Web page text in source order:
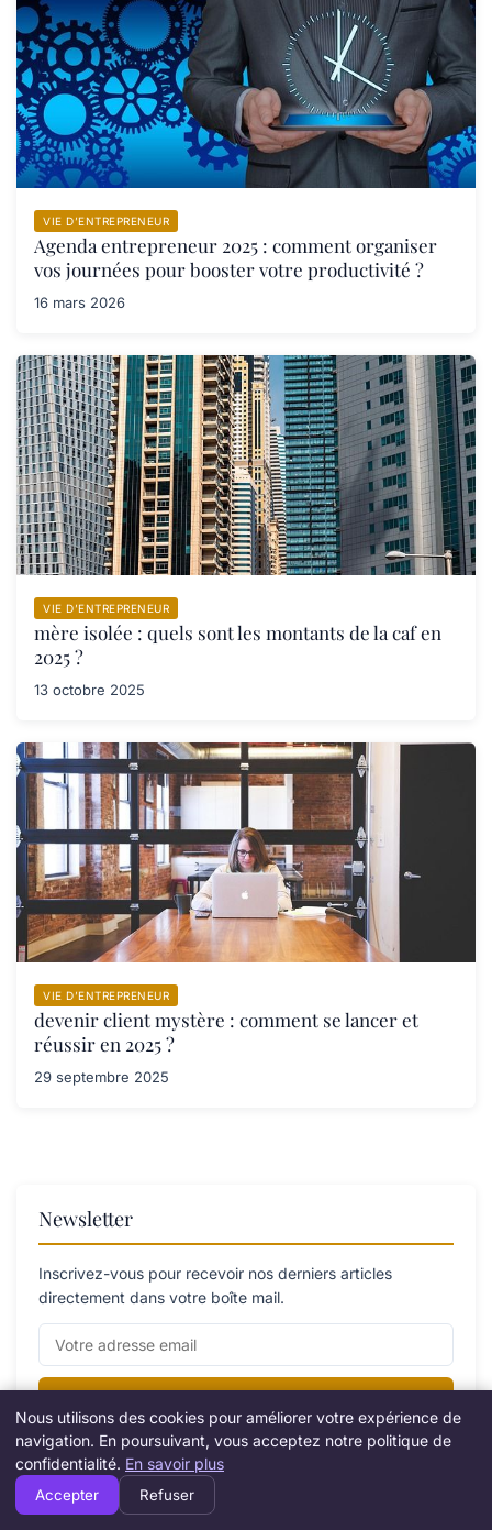
VIE D’ENTREPRENEUR
Agenda entrepreneur 2025 : comment organiser
vos journées pour booster votre productivité ?
16 mars 2026
VIE D’ENTREPRENEUR
mère isolée : quels sont les montants de la caf en
2025 ?
13 octobre 2025
VIE D’ENTREPRENEUR
devenir client mystère : comment se lancer et
réussir en 2025 ?
29 septembre 2025
Newsletter
Inscrivez-vous pour recevoir nos derniers articles
directement dans votre boîte mail.
Catégories
Nous utilisons des cookies pour améliorer votre expérience de
navigation. En poursuivant, vous acceptez notre politique de
confidentialité. En savoir plus
Accepter Refuser